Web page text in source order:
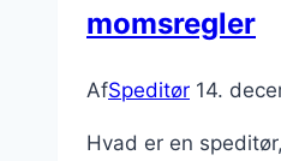
momsregler
AfSpeditør 14.
Hvad er en